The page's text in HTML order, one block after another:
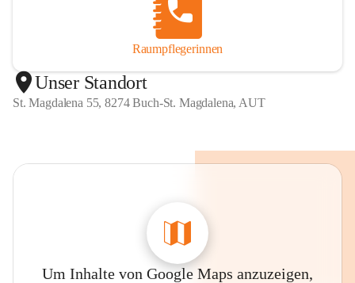
Raumpflegerinnen
Unser Standort
St. Magdalena 55, 8274 Buch-St. Magdalena, AUT
Um Inhalte von Google Maps anzuzeigen,